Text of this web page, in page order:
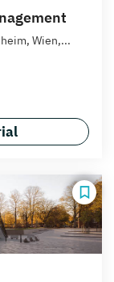
Wien,...